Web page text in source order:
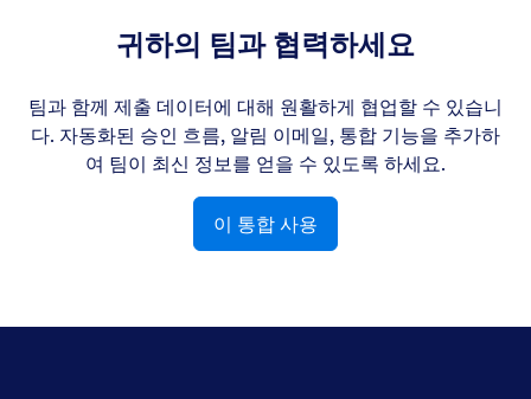
귀하의 팀과 협력하세요
팀과 함께 제출 데이터에 대해 원활하게 협업할 수 있습니
다. 자동화된 승인 흐름, 알림 이메일, 통합 기능을 추가하
여 팀이 최신 정보를 얻을 수 있도록 하세요.
이 통합 사용